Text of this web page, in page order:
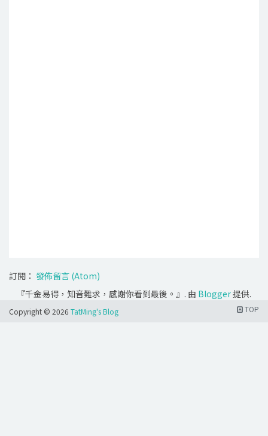
訂閱： 發佈留言 (Atom)
『千金易得，知音難求，感謝你看到最後。』. 由 Blogger提供.
Copyright © 2026 TatMing's Blog TOP